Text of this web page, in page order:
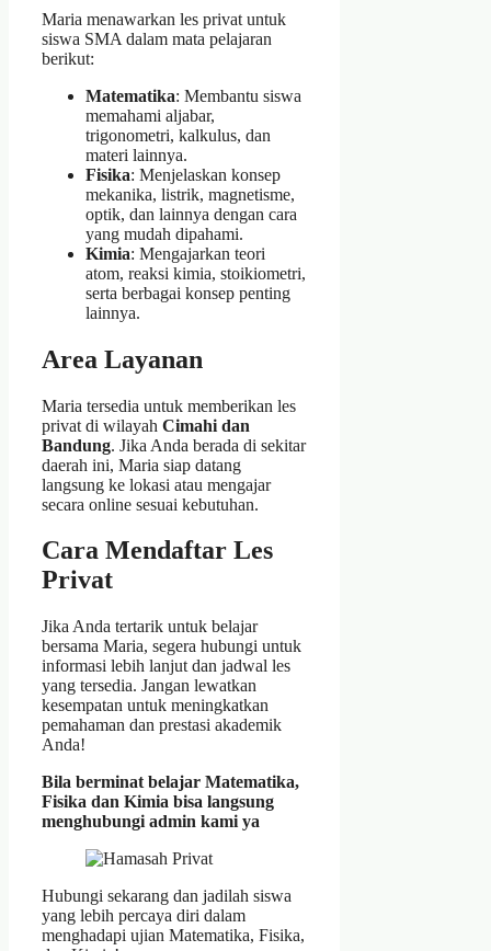
Maria menawarkan les privat untuk
siswa SMA dalam mata pelajaran
berikut:
Matematika: Membantu siswa
memahami aljabar,
trigonometri, kalkulus, dan
materi lainnya.
Fisika: Menjelaskan konsep
mekanika, listrik, magnetisme,
optik, dan lainnya dengan cara
yang mudah dipahami.
Kimia: Mengajarkan teori
atom, reaksi kimia, stoikiometri,
serta berbagai konsep penting
lainnya.
Area Layanan
Maria tersedia untuk memberikan les
privat di wilayah Cimahi dan
Bandung. Jika Anda berada di sekitar
daerah ini, Maria siap datang
langsung ke lokasi atau mengajar
secara online sesuai kebutuhan.
Cara Mendaftar Les
Privat
Jika Anda tertarik untuk belajar
bersama Maria, segera hubungi untuk
informasi lebih lanjut dan jadwal les
yang tersedia. Jangan lewatkan
kesempatan untuk meningkatkan
pemahaman dan prestasi akademik
Anda!
Bila berminat belajar Matematika,
Fisika dan Kimia bisa langsung
menghubungi admin kami ya
Hubungi sekarang dan jadilah siswa
yang lebih percaya diri dalam
menghadapi ujian Matematika, Fisika,